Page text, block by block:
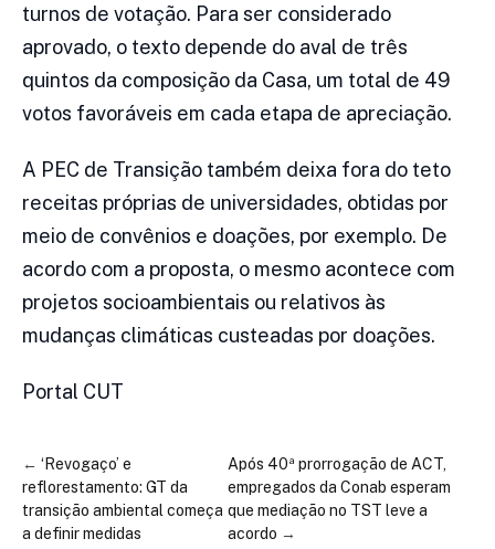
turnos de votação. Para ser considerado
aprovado, o texto depende do aval de três
quintos da composição da Casa, um total de 49
votos favoráveis em cada etapa de apreciação.
A PEC de Transição também deixa fora do teto
receitas próprias de universidades, obtidas por
meio de convênios e doações, por exemplo. De
acordo com a proposta, o mesmo acontece com
projetos socioambientais ou relativos às
mudanças climáticas custeadas por doações.
Portal CUT
← ‘Revogaço’ e
reflorestamento: GT da
transição ambiental começa
a definir medidas
Após 40ª prorrogação de ACT,
empregados da Conab esperam
que mediação no TST leve a
acordo →